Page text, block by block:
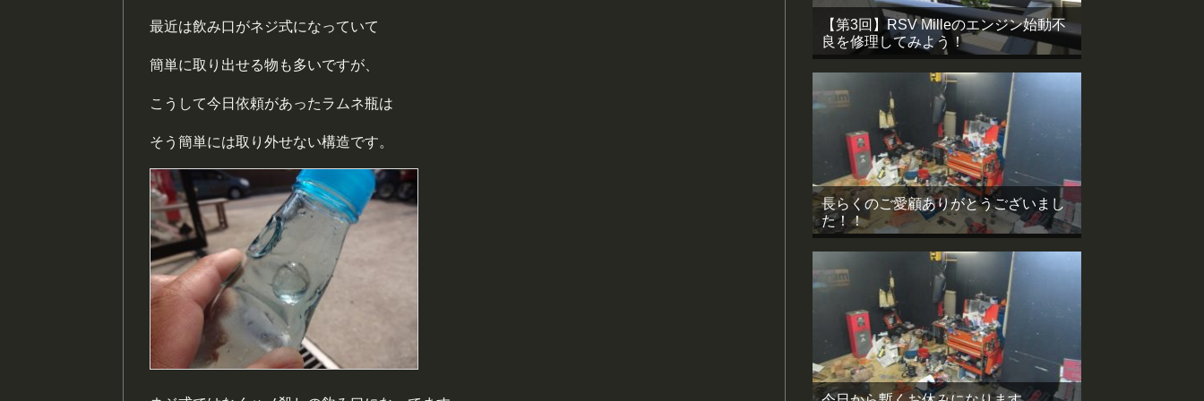
最近は飲み口がネジ式になっていて
簡単に取り出せる物も多いですが、
こうして今日依頼があったラムネ瓶は
そう簡単には取り外せない構造です。
【第3回】RSV Milleのエンジン始動不
良を修理してみよう！
長らくのご愛顧ありがとうございまし
た！！